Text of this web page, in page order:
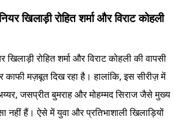
खिलाड़ी रोहित शर्मा और विराट कोहली
खिलाड़ी रोहित शर्मा और विराट कोहली की वापसी
काफी मज़बूत दिख रहा है। हालांकि, इस सीरीज़ में
जसप्रीत बुमराह और मोहम्मद सिराज जैसे मुख्य
नहीं हैं। ऐसे में युवा और प्रतिभाशाली खिलाड़ियों